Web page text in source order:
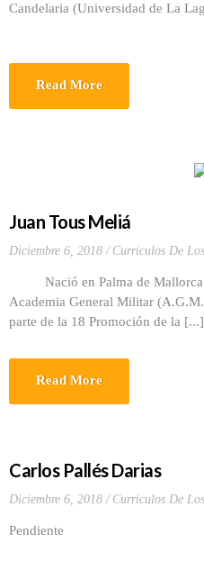
Candelaria (Universidad de La
Read More
Juan Tous Meliá
Diciembre 6, 2018 Curriculos De
Nació en Palma de
Academia General Militar
parte de la 18 Promoción de la [...]
Read More
Carlos Pallés Darias
Diciembre 6, 2018 Curriculos De
Pendiente